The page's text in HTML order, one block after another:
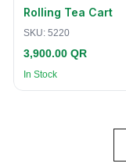
Rolling Tea Cart
SKU: 5220
3,900.00 QR
In Stock